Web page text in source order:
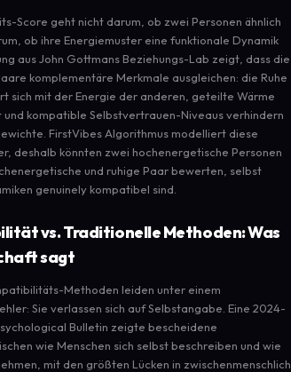
Score geht nicht darum, ob zwei Personen ähnlich
ob ihre Energiemuster eine funktionale Dynamik
aus John Gottmans Beziehungs-Lab zeigt, dass die
komplementäre Merkmale ausgleichen: die Ruhe
sich mit der Energie der anderen, geteilte Wärme
und kompatible Selbstvertrauen-Niveaus verhindern
FirstVibes Algorithmus modelliert diese
deshalb könnten zwei hochenergetische Personen
und ruhige Paar bewerten, selbst
genuinely kompatibel sind.
vs. Traditionelle Methoden: Was
sagt
Methoden leiden unter einem
Sie verlassen sich auf Selbstangabe. Eine 2024-
Bulletin zeigte bescheidene
wie Menschen sich selbst beschreiben und wie
mit den größten Lücken in zwischenmenschlich